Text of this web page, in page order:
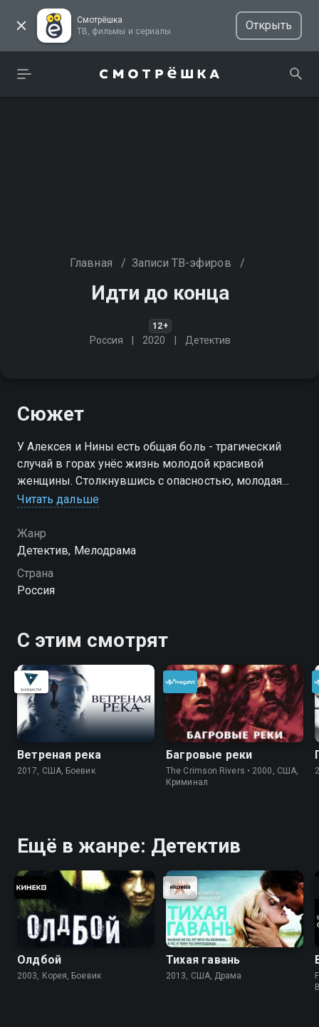
Смотрёшка
ТВ, фильмы и сериалы
Открыть
Главная / Записи ТВ-эфиров /
Идти до конца
12+
Россия 2020 Детектив
Сюжет
У Алексея и Нины есть общая боль - трагический
случай в горах унёс жизнь молодой красивой
женщины. Столкнувшись с опасностью, молодая
семья не подозревает, что то давнее происшествие
Читать дальше
Жанр
Детектив, Мелодрама
Страна
Россия
С этим смотрят
Ветреная река
2017, США, Боевик
Багровые реки
The Crimson Rivers • 2000, США,
Криминал
Ещё в жанре: Детектив
Олдбой
2003, Корея, Боевик
Тихая гавань
2013, США, Драма